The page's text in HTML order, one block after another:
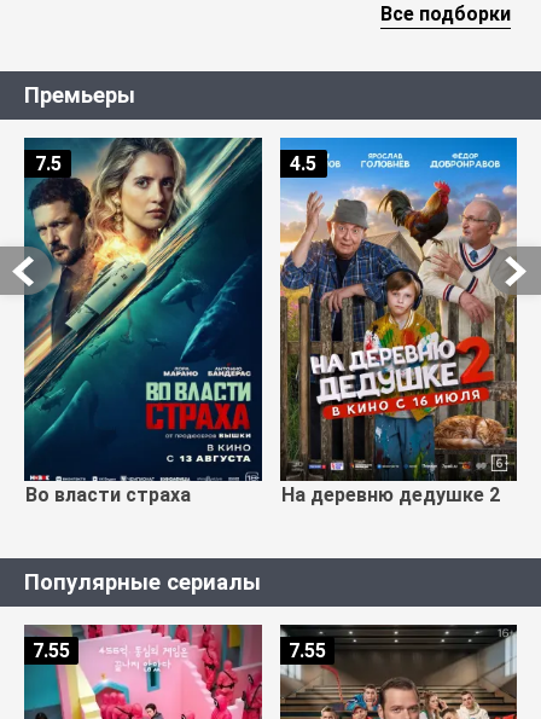
Все подборки
Премьеры
Во власти страха
7.5
На деревню дедушке 2
4.5
Популярные сериалы
7.55 7.55